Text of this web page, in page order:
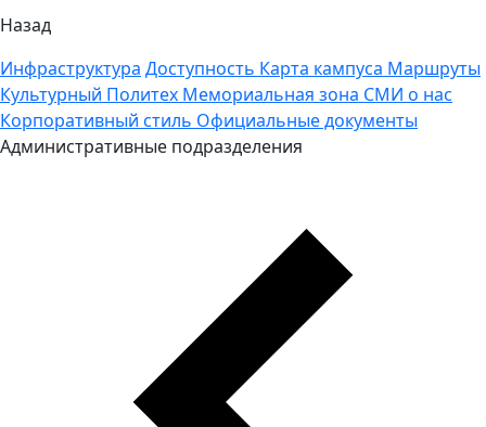
Назад
Инфраструктура Доступность Карта кампуса Маршруты
Культурный Политех Мемориальная зона СМИ о нас
Корпоративный стиль Официальные документы
Административные подразделения